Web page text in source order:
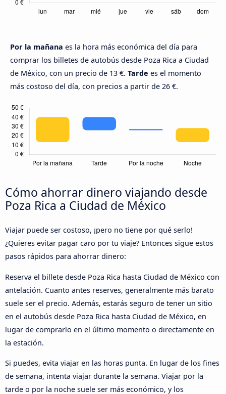
Por la mañana es la hora más económica del día para
comprar los billetes de autobús desde Poza Rica a Ciudad
de México, con un precio de 13 €. Tarde es el momento
más costoso del día, con precios a partir de 26 €.
Cómo ahorrar dinero viajando desde
Poza Rica a Ciudad de México
Viajar puede ser costoso, ¡pero no tiene por qué serlo!
¿Quieres evitar pagar caro por tu viaje? Entonces sigue estos
pasos rápidos para ahorrar dinero:
Reserva el billete desde Poza Rica hasta Ciudad de México con
antelación. Cuanto antes reserves, generalmente más barato
suele ser el precio. Además, estarás seguro de tener un sitio
en el autobús desde Poza Rica hasta Ciudad de México, en
lugar de comprarlo en el último momento o directamente en
la estación.
Si puedes, evita viajar en las horas punta. En lugar de los fines
de semana, intenta viajar durante la semana. Viajar por la
tarde o por la noche suele ser más económico, y los